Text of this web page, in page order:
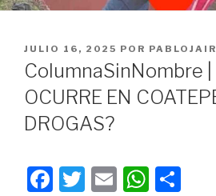
PUBLICADO
EN
JULIO 16, 2025 POR
ColumnaSinNombre |
OCURRE EN
DROGAS?
F
T
E
W